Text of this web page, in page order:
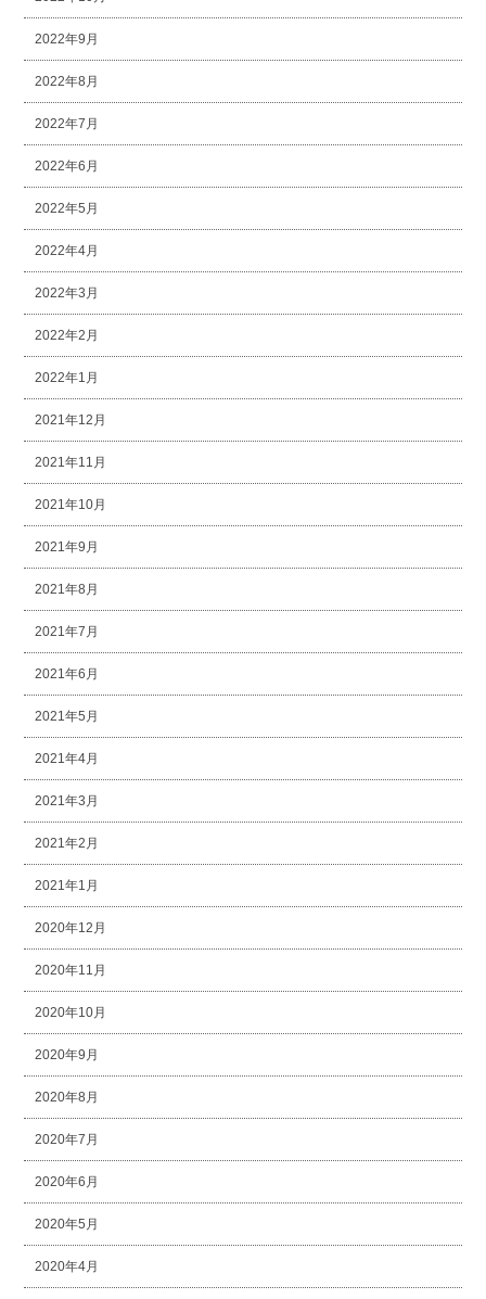
2022年9月
2022年8月
2022年7月
2022年6月
2022年5月
2022年4月
2022年3月
2022年2月
2022年1月
2021年12月
2021年11月
2021年10月
2021年9月
2021年8月
2021年7月
2021年6月
2021年5月
2021年4月
2021年3月
2021年2月
2021年1月
2020年12月
2020年11月
2020年10月
2020年9月
2020年8月
2020年7月
2020年6月
2020年5月
2020年4月